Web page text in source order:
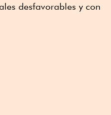
desfavorables y con